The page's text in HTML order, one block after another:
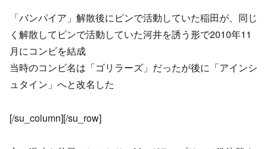
「バンパイア」解散後にピンで活動していた稲田が、同じ
く解散してピンで活動していた河井を誘う形で2010年11
月にコンビを結成
当時のコンビ名は「ゴリラーズ」だったが後に「アインシ
ュタイン」へと改名した
[/su_column][/su_row]